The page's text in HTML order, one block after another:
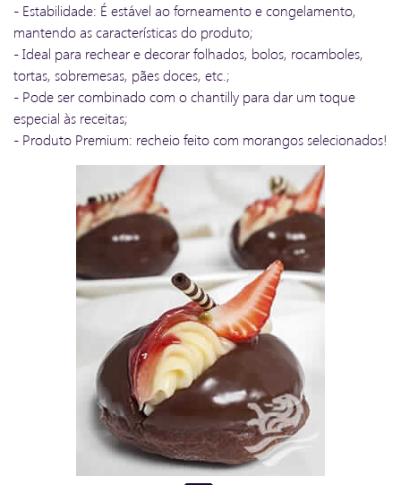
- Estabilidade: É estável ao forneamento e congelamento,
mantendo as características do produto;
- Ideal para rechear e decorar folhados, bolos, rocamboles,
tortas, sobremesas, pães doces, etc.;
- Pode ser combinado com o chantilly para dar um toque
especial às receitas;
- Produto Premium: recheio feito com morangos selecionados!